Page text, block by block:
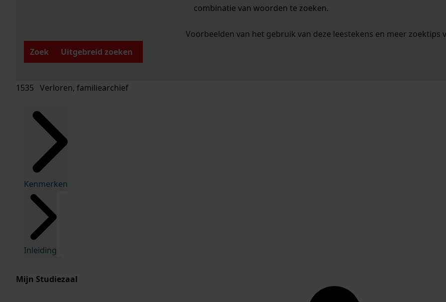
combinatie van woorden te zoeken.
Voorbeelden van het gebruik van deze leestekens en meer zoektips
Zoek
Uitgebreid zoeken
1535 Verloren, familiearchief
Kenmerken
Inleiding
Mijn Studiezaal